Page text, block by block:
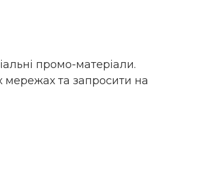
промо-матеріали.
мережах та запросити на